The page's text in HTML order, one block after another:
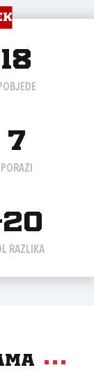
18
POBJEDE
7
PORAZI
RAZLIKA